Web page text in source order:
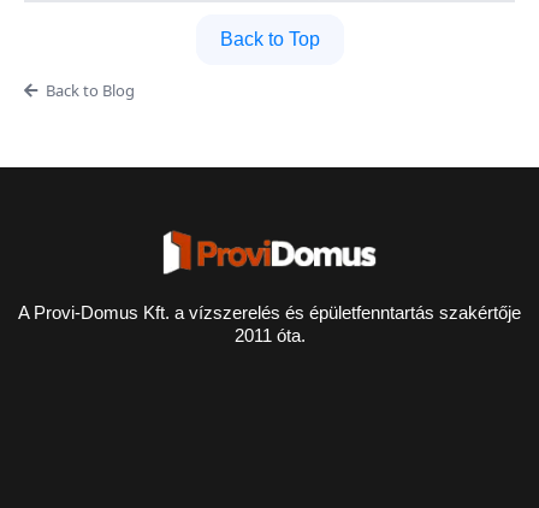
Back to Top
Back to Blog
A Provi-Domus Kft. a vízszerelés és épületfenntartás szakértője
2011 óta.